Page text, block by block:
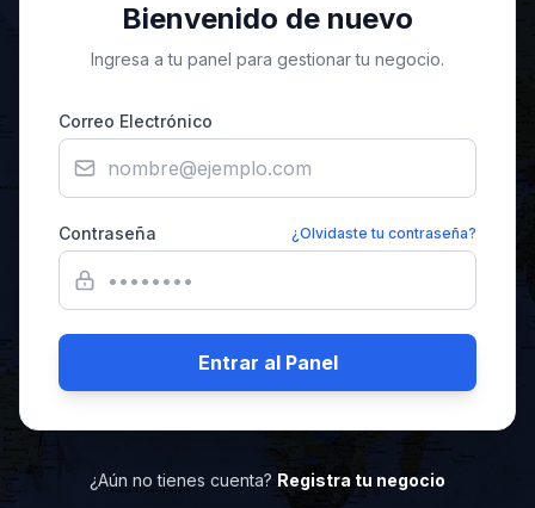
Bienvenido de nuevo
Ingresa a tu panel para gestionar tu negocio.
Correo Electrónico
Contraseña ¿Olvidaste tu contraseña?
Entrar al Panel
¿Aún no tienes cuenta? Registra tu negocio